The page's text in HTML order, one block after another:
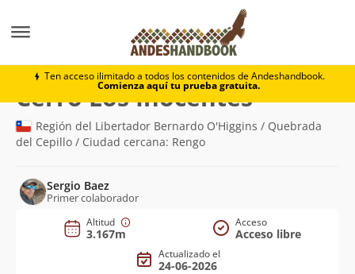
Ten acceso ilimitado a todos los contenidos de Andeshandbook.
Comienza aquí tu prueba gratuita.
Cerro Los Inocentes
Cerro Los Inocentes(3.167m)
Región del Libertador Bernardo O'Higgins / Quebrada
del Cepillo / Ciudad cercana: Rengo
Sergio Baez
Primer colaborador
Altitud
3.167m
Acceso
Acceso libre
Actualizado el
24-06-2026